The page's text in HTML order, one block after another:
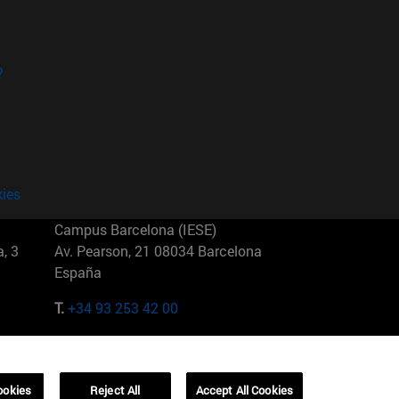
3
Campus Barcelona (IESE)
Av. Pearson, 21 08034 Barcelona
España
T.+34 93 253 42 00
01321001 Bela Vista Brasil
Reject All Accept All Cookies